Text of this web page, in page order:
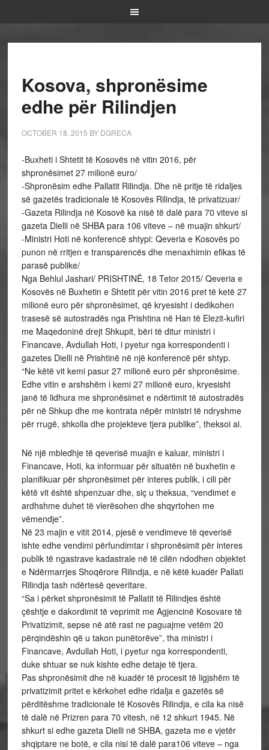
Kosova, shpronësime
edhe për Rilindjen
OCTOBER 18, 2015 BY DGRECA
-Buxheti i Shtetit të Kosovës në vitin 2016, për
shpronësimet 27 milionë euro/
-Shpronësim edhe Pallatit Rilindja. Dhe në pritje të ridaljes
së gazetës tradicionale të Kosovës Rilindja, të privatizuar/
-Gazeta Rilindja në Kosovë ka nisë të dalë para 70 viteve si
gazeta Dielli në SHBA para 106 viteve – në muajin shkurt/
-Ministri Hoti në konferencë shtypi: Qeveria e Kosovës po
punon në rritjen e transparencës dhe menaxhimin efikas të
parasë publike/
Nga Behlul Jashari/ PRISHTINË, 18 Tetor 2015/ Qeveria e
Kosovës në Buxhetin e Shtetit për vitin 2016 pret të ketë 27
milionë euro për shpronësimet, që kryesisht i dedikohen
trasesë së autostradës nga Prishtina në Han të Elezit-kufiri
me Maqedoninë drejt Shkupit, bëri të ditur ministri i
Financave, Avdullah Hoti, i pyetur nga korrespondenti i
gazetes Dielli në Prishtinë në një konferencë për shtyp.
“Ne këtë vit kemi pasur 27 milionë euro për shpronësime.
Edhe vitin e arshshëm i kemi 27 milionë euro, kryesisht
janë të lidhura me shpronësimet e ndërtimit të autostradës
për në Shkup dhe me kontrata nëpër ministri të ndryshme
për rrugë, shkolla dhe projekteve tjera publike”, theksoi ai.
Në një mbledhje të qeverisë muajin e kaluar, ministri i
Financave, Hoti, ka informuar për situatën në buxhetin e
planifikuar për shpronësimet për interes publik, i cili për
këtë vit është shpenzuar dhe, siç u theksua, “vendimet e
ardhshme duhet të vlerësohen dhe shqyrtohen me
vëmendje”.
Në 23 majin e vitit 2014, pjesë e vendimeve të qeverisë
ishte edhe vendimi përfundimtar i shpronësimit për interes
publik të ngastrave kadastrale në të cilën ndodhen objektet
e Ndërmarrjes Shoqërore Rilindja, e në këtë kuadër Pallati
Rilindja tash ndërtesë qeveritare.
“Sa i përket shpronësimit të Pallatit të Rilindjes është
çështje e dakordimit të veprimit me Agjencinë Kosovare të
Privatizimit, sepse në atë rast ne paguajme vetëm 20
përqindëshin që u takon punëtorëve”, tha ministri i
Financave, Avdullah Hoti, i pyetur nga korrespondenti,
duke shtuar se nuk kishte edhe detaje të tjera.
Pas shpronësimit dhe në kuadër të procesit të ligjshëm të
privatizimit pritet e kërkohet edhe ridalja e gazetës së
përditëshme tradicionale të Kosovës Rilindja, e cila ka nisë
të dalë në Prizren para 70 vitesh, në 12 shkurt 1945. Në
shkurt si edhe gazeta Dielli në SHBA, gazeta me e vjetër
shqiptare ne botë, e cila nisi të dalë para106 viteve – nga